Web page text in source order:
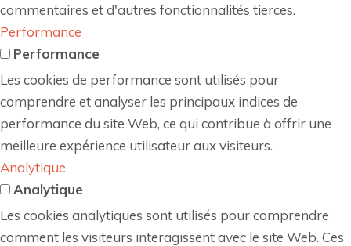
commentaires et d'autres fonctionnalités tierces.
Performance
Performance
Les cookies de performance sont utilisés pour
comprendre et analyser les principaux indices de
performance du site Web, ce qui contribue à offrir une
meilleure expérience utilisateur aux visiteurs.
Analytique
Analytique
Les cookies analytiques sont utilisés pour comprendre
comment les visiteurs interagissent avec le site Web. Ces